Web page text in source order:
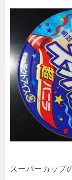
スーパーカップ